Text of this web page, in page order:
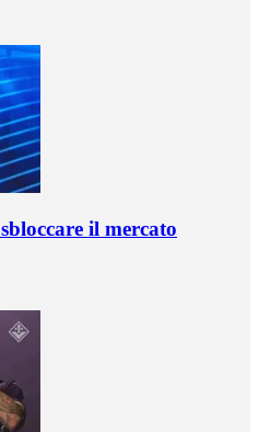
il mercato